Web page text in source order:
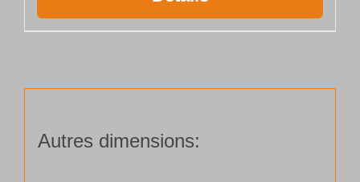
Autres dimensions: